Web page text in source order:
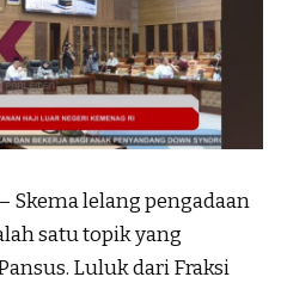
Skema lelang pengadaan
satu topik yang
Luluk dari Fraksi